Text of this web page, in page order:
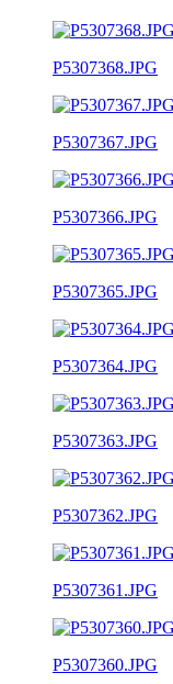
P5307368.JPG
P5307367.JPG
P5307366.JPG
P5307365.JPG
P5307364.JPG
P5307363.JPG
P5307362.JPG
P5307361.JPG
P5307360.JPG